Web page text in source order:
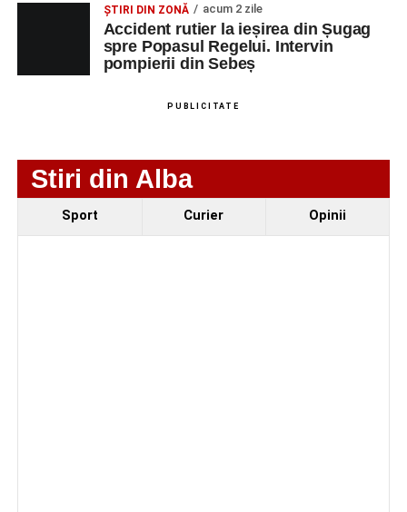
Fest, la Cetatea Greavilor din Gârbova
ȘTIRI DIN ZONĂ acum 2 zile
Accident rutier la ieșirea din Șugag
spre Popasul Regelui. Intervin
pompierii din Sebeș
PUBLICITATE
Stiri din Alba
Sport Curier Opinii